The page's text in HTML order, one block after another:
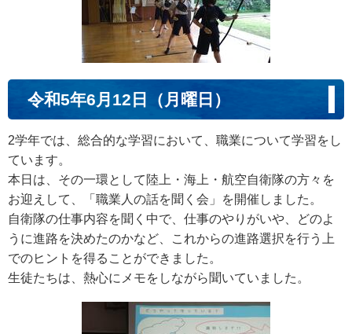
令和5年6月12日（月曜日）
2学年では、総合的な学習において、職業について学習をし
ています。
本日は、その一環として陸上・海上・航空自衛隊の方々を
お迎えして、「職業人の話を聞く会」を開催しました。
自衛隊の仕事内容を聞く中で、仕事のやりがいや、どのよ
うに進路を決めたのかなど、これからの進路選択を行う上
でのヒントを得ることができました。
生徒たちは、熱心にメモをしながら聞いていました。